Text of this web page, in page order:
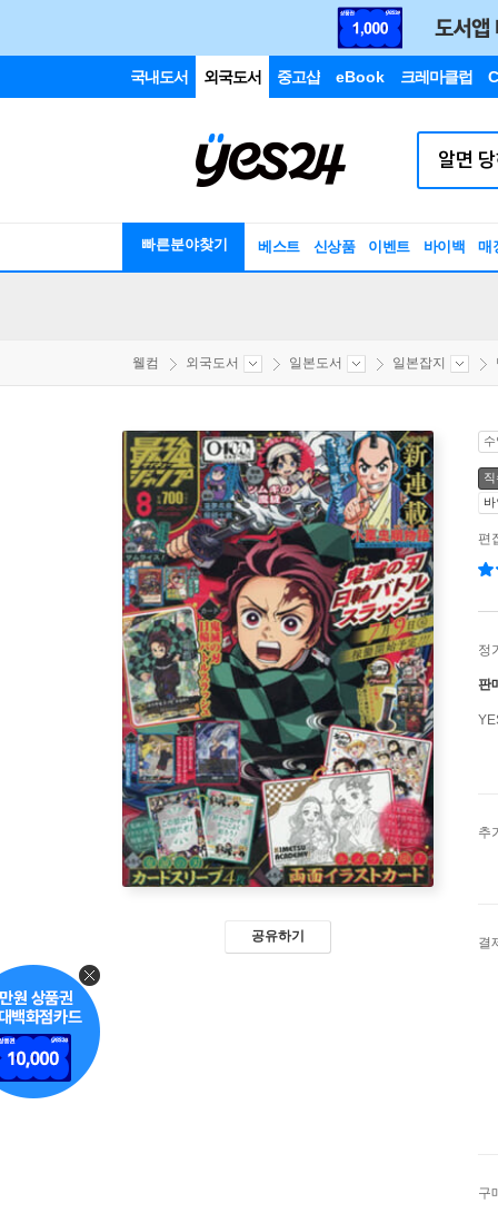
국내도서 외국도서 중고샵 eBook 크레마클럽
빠른분야찾기 베스트 신상품 이벤트 바이백 매
웰컴 외국도서 일본도서 일본잡지
공유하기
편
정
판
추
결
구